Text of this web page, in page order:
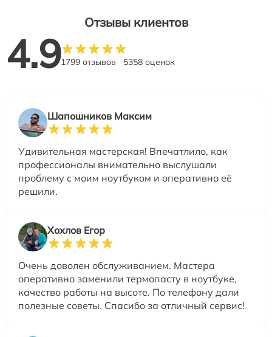
Отзывы клиентов
4.91799 отзывов 5358 оценок
Шапошников Максим
Удивительная мастерская! Впечатлило, как
профессионалы внимательно выслушали
проблему с моим ноутбуком и оперативно её
решили.
Хохлов Егор
Очень доволен обслуживанием. Мастера
оперативно заменили термопасту в ноутбуке,
качество работы на высоте. По телефону дали
полезные советы. Спасибо за отличный сервис!